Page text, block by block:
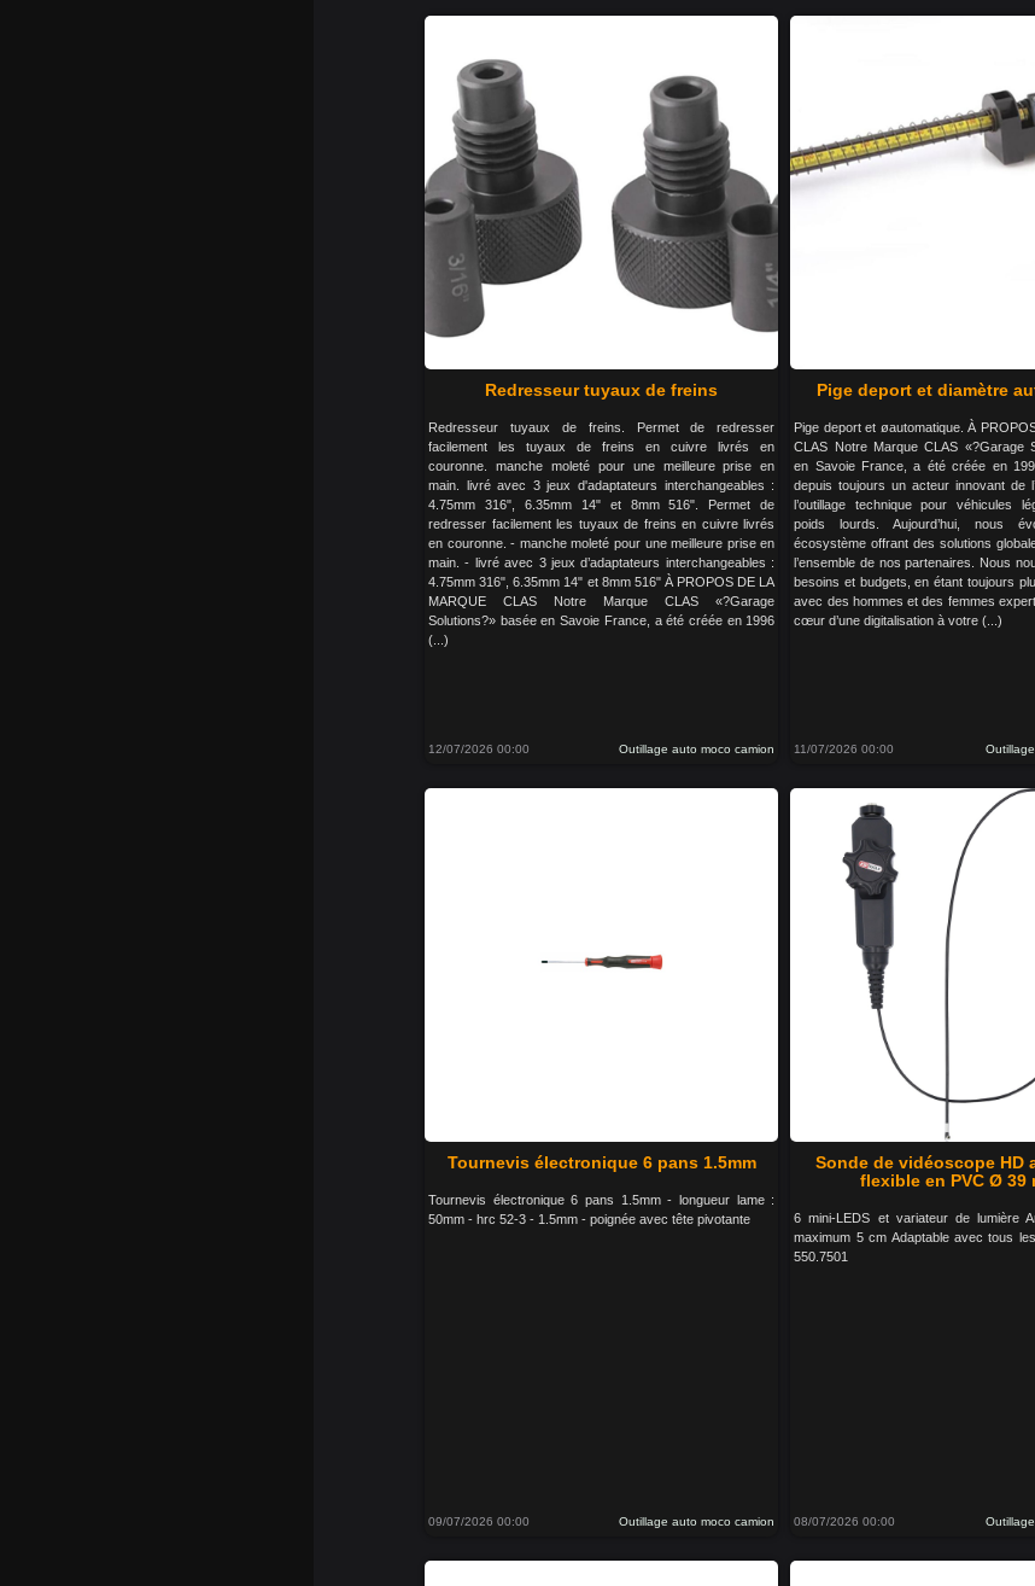
Redresseur tuyaux de freins
Redresseur tuyaux de freins. Permet de redresser
facilement les tuyaux de freins en cuivre livrés en
couronne. manche moleté pour une meilleure prise en
main. livré avec 3 jeux d'adaptateurs interchangeables :
4.75mm 316", 6.35mm 14" et 8mm 516". Permet de
redresser facilement les tuyaux de freins en cuivre livrés
en couronne. - manche moleté pour une meilleure prise en
main. - livré avec 3 jeux d’adaptateurs interchangeables :
4.75mm 316", 6.35mm 14" et 8mm 516" À PROPOS DE LA
MARQUE CLAS Notre Marque CLAS «?Garage
Solutions?» basée en Savoie France, a été créée en 1996
(...)
12/07/2026 00:00 Outillage auto moco camion
Pige deport et diamètre
Pige deport et øautomatique. À
CLAS Notre Marque CLAS «?Garage
en Savoie France, a été créée en
depuis toujours un acteur innovant de
l’outillage technique pour véhicules
poids lourds. Aujourd’hui, nous
écosystème offrant des solutions
l’ensemble de nos partenaires. Nous
besoins et budgets, en étant toujours
avec des hommes et des femmes
cœur d’une digitalisation à votre (...)
11/07/2026 00:00
Tournevis électronique 6 pans 1.5mm
Tournevis électronique 6 pans 1.5mm - longueur lame :
50mm - hrc 52-3 - 1.5mm - poignée avec tête pivotante
09/07/2026 00:00 Outillage auto moco camion
Sonde de vidéoscope HD
flexible en PVC Ø 39
6 mini-LEDS et variateur de lumière
maximum 5 cm Adaptable avec tous
550.7501
08/07/2026 00:00